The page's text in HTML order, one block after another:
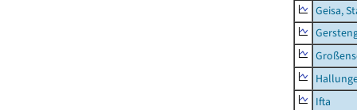
Geisa,
Ifta